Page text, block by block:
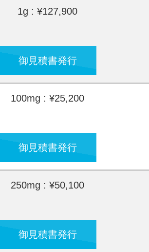
1g : ¥127,900
御見積書発行
100mg : ¥25,200
御見積書発行
250mg : ¥50,100
御見積書発行